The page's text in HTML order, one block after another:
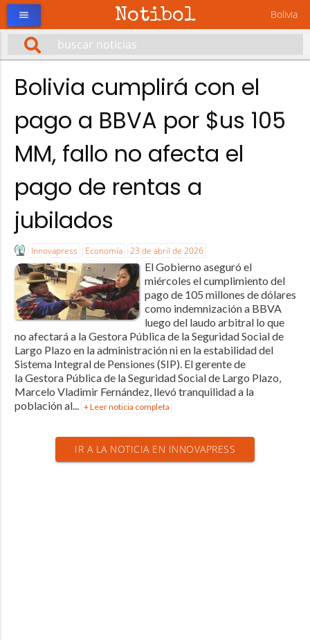
Notibol Bolivia
menu
Bolivia cumplirá con el
pago a BBVA por $us 105
MM, fallo no afecta el
pago de rentas a
jubilados
Innovapress Economía 23 de abril de 2026
El Gobierno aseguró el
miércoles el cumplimiento del
pago de 105 millones de dólares
como indemnización a BBVA
luego del laudo arbitral lo que
no afectará a la Gestora Pública de la Seguridad Social de
Largo Plazo en la administración ni en la estabilidad del
Sistema Integral de Pensiones (SIP). El gerente de
la Gestora Pública de la Seguridad Social de Largo Plazo,
Marcelo Vladimir Fernández, llevó tranquilidad a la
población al... + Leer noticia completa
IR A LA NOTICIA EN INNOVAPRESS